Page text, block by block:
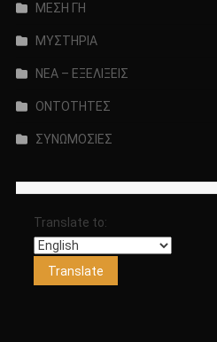
ΜΕΣΗ ΓΗ
ΜΥΣΤΗΡΙΑ
ΝΕΑ – ΕΞΕΛΙΞΕΙΣ
ΟΝΤΟΤΗΤΕΣ
ΣΥΝΩΜΟΣΙΕΣ
Translate to: